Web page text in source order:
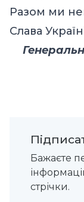
Разом ми
Слава
Бажаєте
стрічки.